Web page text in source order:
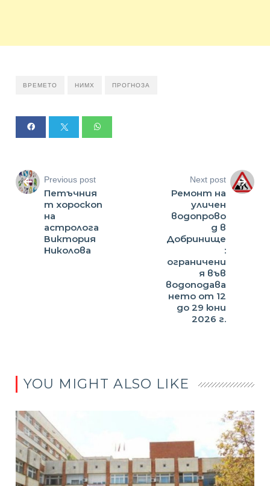
ВРЕМЕТО НИМХ ПРОГНОЗА
Previous post
Петъчния
т хороскоп
на
астролога
Виктория
Николова
Next post
Ремонт на
уличен
водопрово
д в
Добринище
:
ограничени
я във
водоподава
нето от 12
до 29 юни
2026 г.
YOU MIGHT ALSO LIKE